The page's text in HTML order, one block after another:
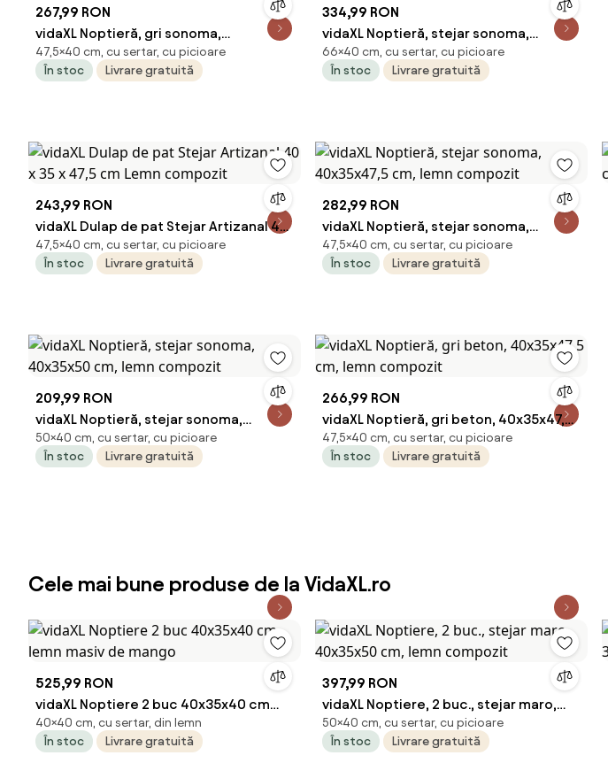
267,99 RON
vidaXL Noptieră, gri sonoma,
40x35x47,5 cm, lemn compozit
47,5×40 cm, cu sertar, cu picioare
În stoc
Livrare gratuită
334,99 RON
vidaXL Noptieră, stejar sonoma,
40x40x66 cm, lemn compozit
66×40 cm, cu sertar, cu picioare
În stoc
Livrare gratuită
243,99 RON
vidaXL Dulap de pat Stejar Artizanal 40
x 35 x 47,5 cm Lemn compozit
47,5×40 cm, cu sertar, cu picioare
În stoc
Livrare gratuită
282,99 RON
vidaXL Noptieră, stejar sonoma,
40x35x47,5 cm, lemn compozit
47,5×40 cm, cu sertar, cu picioare
În stoc
Livrare gratuită
209,99 RON
vidaXL Noptieră, stejar sonoma,
40x35x50 cm, lemn compozit
50×40 cm, cu sertar, cu picioare
În stoc
Livrare gratuită
266,99 RON
vidaXL Noptieră, gri beton, 40x35x47,5
cm, lemn compozit
47,5×40 cm, cu sertar, cu picioare
În stoc
Livrare gratuită
Cele mai bune produse de la VidaXL.ro
525,99 RON
vidaXL Noptiere 2 buc 40x35x40 cm
lemn masiv de mango
40×40 cm, cu sertar, din lemn
În stoc
Livrare gratuită
397,99 RON
vidaXL Noptiere, 2 buc., stejar maro,
40x35x50 cm, lemn compozit
50×40 cm, cu sertar, cu picioare
În stoc
Livrare gratuită